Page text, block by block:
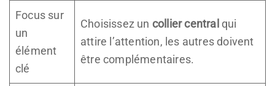
Focus sur
un
élément
clé
Choisissez un collier centralqui
attire l’attention, les autres doivent
être complémentaires.